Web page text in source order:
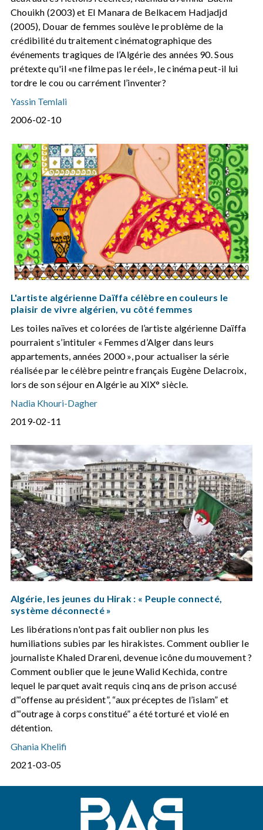
Chouikh (2003) et El Manara de Belkacem Hadjadjd
(2005), Douar de femmes soulève le problème de la
crédibilité du traitement cinématographique des
événements tragiques de l’Algérie des années 90. Sous
prétexte qu'il «ne filme pas le réel», le cinéma peut-il lui
tordre le cou ou carrément l’inventer?
Yassin Temlali
2006-02-10
L'artiste algérienne Daïffa célèbre en couleurs le
plaisir de vivre algérien, vu côté femmes
Les toiles naïves et colorées de l’artiste algérienne Daïffa
pourraient s’intituler « Femmes d’Alger dans leurs
appartements, années 2000 », pour actualiser la série
réalisée par le célèbre peintre français Eugène Delacroix,
lors de son séjour en Algérie au XIX° siècle.
Nadia Khouri-Dagher
2019-02-11
Algérie, les jeunes du Hirak : « Peuple connecté,
système déconnecté »
Les libérations n'ont pas fait oublier non plus les
humiliations subies par les hirakistes. Comment oublier le
journaliste Khaled Drareni, devenue icône du mouvement ?
Comment oublier que le jeune Walid Kechida, contre
lequel le parquet avait requis cinq ans de prison accusé
d’“offense au président”, “aux préceptes de l’islam” et
d’“outrage à corps constitué” a été torturé et violé en
détention.
Ghania Khelifi
2021-03-05